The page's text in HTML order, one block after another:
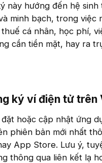
này hướng đến hệ
minh bạch, trong việc
cá nhân, học phí,
cần tiền mặt, hay ra
ký ví điện tử trên
đặt hoặc cập nhật ứng
phiên bản mới nhất
App Store. Lưu ý,
thông qua liên kết lạ